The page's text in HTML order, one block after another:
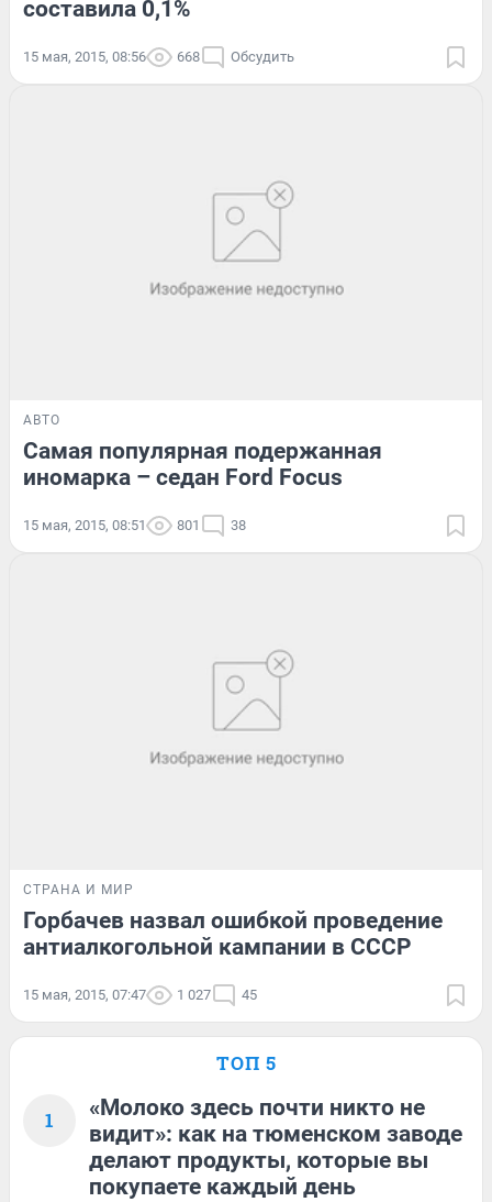
составила 0,1%
15 мая, 2015, 08:56 668 Обсудить
АВТО
Самая популярная подержанная
иномарка – седан Ford Focus
15 мая, 2015, 08:51 801 38
СТРАНА И МИР
Горбачев назвал ошибкой проведение
антиалкогольной кампании в СССР
15 мая, 2015, 07:47 1 027 45
ТОП 5
1
«Молоко здесь почти никто не
видит»: как на тюменском заводе
делают продукты, которые вы
покупаете каждый день